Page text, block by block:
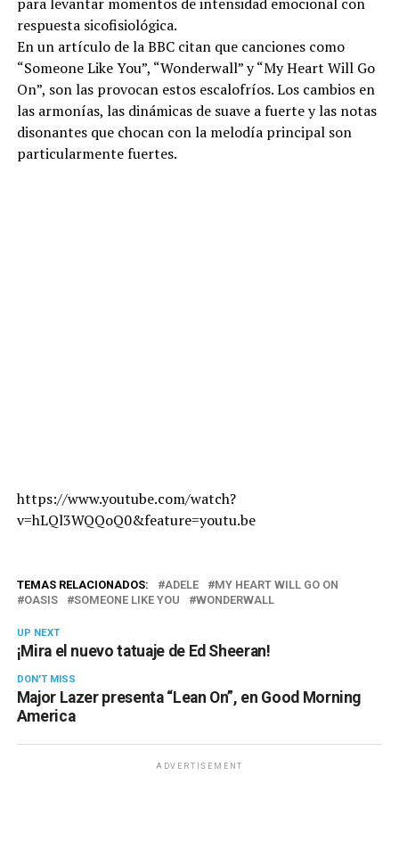
respuesta sicofisiológica.
En un artículo de la BBC citan que canciones como
“Someone Like You”, “Wonderwall” y “My Heart Will Go
On”, son las provocan estos escalofríos. Los cambios en
las armonías, las dinámicas de suave a fuerte y las notas
disonantes que chocan con la melodía principal son
particularmente fuertes.
https://www.youtube.com/watch?
v=hLQl3WQQoQ0&feature=youtu.be
TEMAS RELACIONADOS: ADELE
MY HEART WILL GO ON
OASIS
SOMEONE LIKE YOU WONDERWALL
UP NEXT
¡Mira el nuevo tatuaje de Ed Sheeran!
DON'T MISS
Major Lazer presenta “Lean On”, en Good Morning
America
ADVERTISEMENT